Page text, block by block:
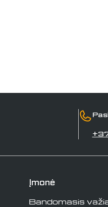
Įmonė
Bandomasis